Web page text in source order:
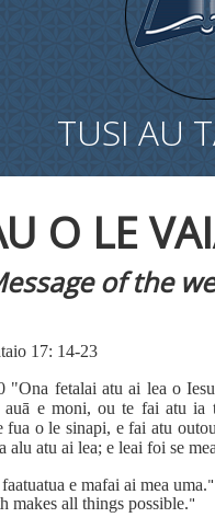
TUSI AU
O LE
of the
17: 14-23
"Ona fetalai atu ai lea o
e moni, ou te fai atu ia
fua o le sinapi, e fai atu
alu atu ai lea; e leai foi se
e mafai ai mea uma."
makes all things possible."